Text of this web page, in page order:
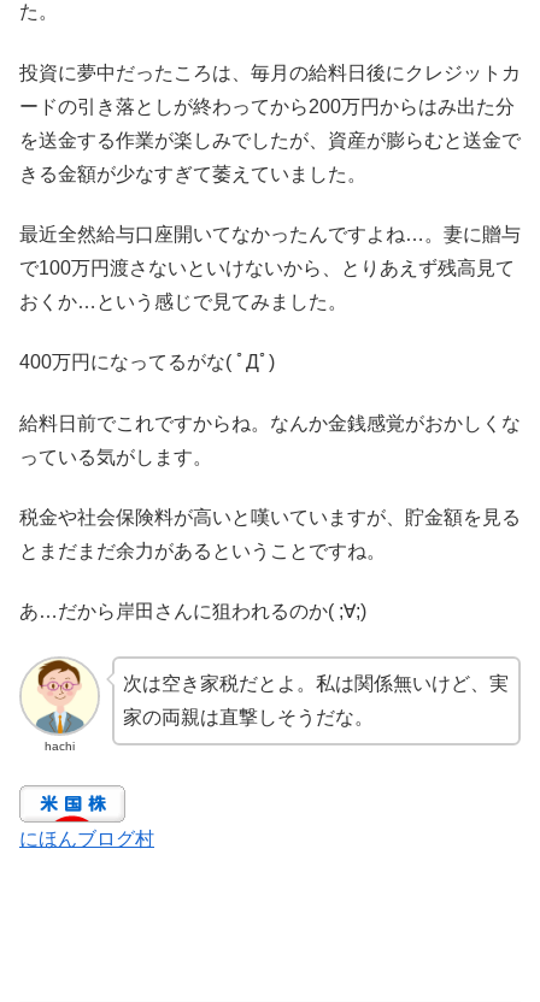
た。
投資に夢中だったころは、毎月の給料日後にクレジットカ
ードの引き落としが終わってから200万円からはみ出た分
を送金する作業が楽しみでしたが、資産が膨らむと送金で
きる金額が少なすぎて萎えていました。
最近全然給与口座開いてなかったんですよね…。妻に贈与
で100万円渡さないといけないから、とりあえず残高見て
おくか…という感じで見てみました。
400万円になってるがな( ﾟДﾟ)
給料日前でこれですからね。なんか金銭感覚がおかしくな
っている気がします。
税金や社会保険料が高いと嘆いていますが、貯金額を見る
とまだまだ余力があるということですね。
あ…だから岸田さんに狙われるのか( ;∀;)
hachi
次は空き家税だとよ。私は関係無いけど、実
家の両親は直撃しそうだな。
にほんブログ村